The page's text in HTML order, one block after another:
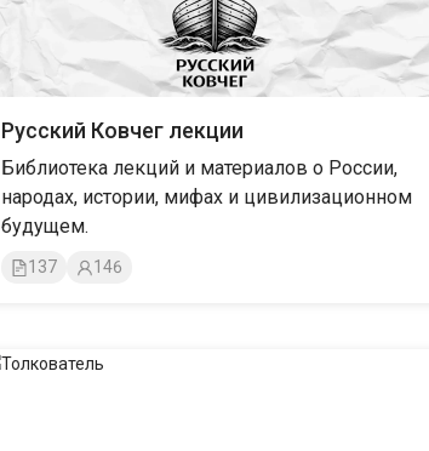
Русский Ковчег лекции
Библиотека лекций и материалов о России,
народах, истории, мифах и цивилизационном
будущем.
137 146